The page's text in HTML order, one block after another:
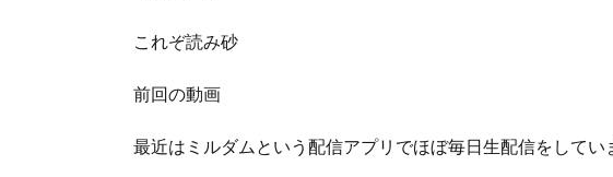
これぞ読み砂
前回の動画
最近はミルダムという配信アプリでほぼ毎日生配信をしてい